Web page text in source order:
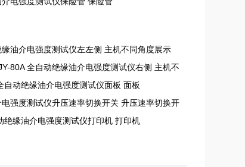
主机不同角度展示
主机不
面板
升压速率切换开
打印机